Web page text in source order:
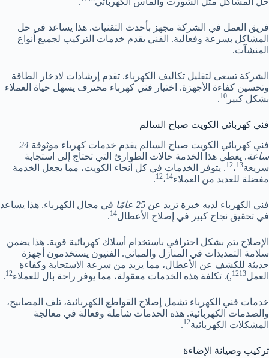
فريق العمل في الشركة مجهز بأحدث التقنيات. هذا يساعد في حل
المشاكل بسرعة وفعالية. الفني يقدم خدمات التركيب لجميع أنواع
المنشآت.
الشركة تسعى لتقليل تكاليف الكهرباء. تقدم إرشادات لادخار الطاقة
وتحسين كفاءة الأجهزة. اختيار فني كهرباء محترف يسهل حياة العملاء
بشكل كبير 10
.
فني كهربائي الكويت صباح السالم
فني كهربائي الكويت صباح السالم يقدم خدمات كهرباء موثوقة 24
ساعة. يغطي هذا الخدمة حالات الطوارئ التي تحتاج إلى استجابة
سريعة
12،13
. يتوفر الخدمات في كل أنحاء الكويت، مما يجعل الخدمة
مفضلة للعديد من العملاء
12،14
.
فني الكهرباء لديه خبرة تزيد عن 25 عامًا
في مجال الكهرباء. هذا يساعد
في تحقيق نجاح كبير في إصلاح الأعطال14
.
الإصلاح يتم بشكل احترافي باستخدام أسلاك كهربائية قوية. هذا يضمن
سلامة التمديدات في المنازل والمباني. الفنيون يستخدمون أجهزة
حديثة للكشف عن الأعطال، مما يزيد من سرعة الاستجابة وكفاءة
العمل
1213 ,). تكلفة هذه الخدمات معقولة، مما يوفر راحة بال للعملاء12
.
خدمات فني الكهرباء تشمل إصلاح القواطع الكهربائية، تلف المصابيح،
والصدمات الكهربائية. هذه الخدمات شاملة وفعالة في معالجة
المشكلات الكهربائية12
.
تركيب وصيانة الإضاءة